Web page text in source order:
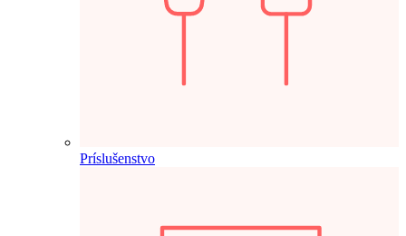
Príslušenstvo